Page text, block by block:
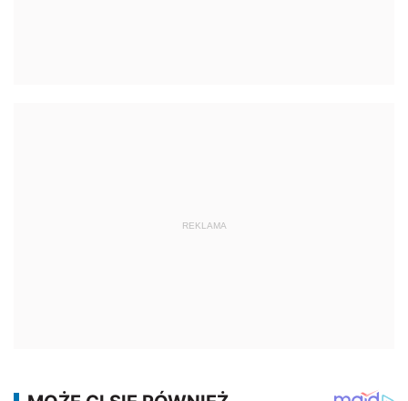
REKLAMA